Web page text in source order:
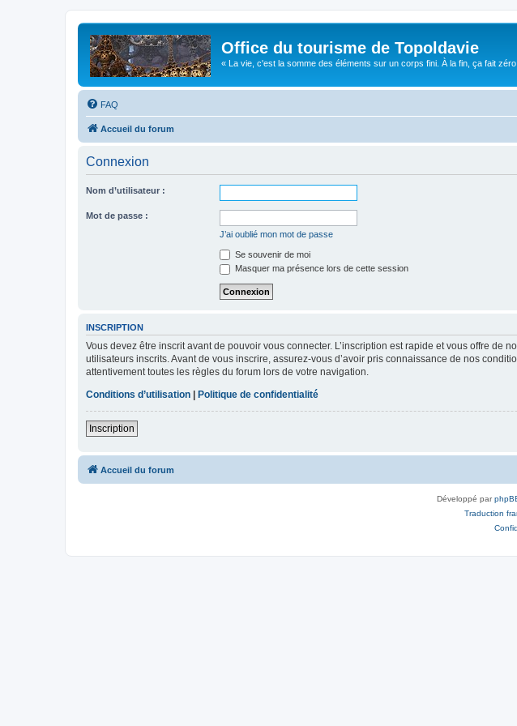
Office du tourisme de Topoldavie
« La vie, c'est la somme des éléments sur un corps fini. À la fin, ça fait
FAQ
Accueil du forum
Connexion
Nom d’utilisateur :
Mot de passe :
J’ai oublié mon mot de passe
Se souvenir de moi
Masquer ma présence lors de cette session
INSCRIPTION
Vous devez être inscrit avant de pouvoir vous connecter. L’inscription est rapide et vous offre
utilisateurs inscrits. Avant de vous inscrire, assurez-vous d’avoir pris connaissance de nos
attentivement toutes les règles du forum lors de votre navigation.
Conditions d’utilisation
Politique de confidentialité
Inscription
Accueil du forum
Développé par
Traduction